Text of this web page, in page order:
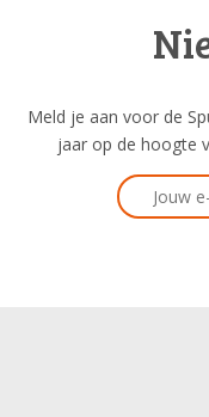
Meld je aan voor de
jaar op de hoogte